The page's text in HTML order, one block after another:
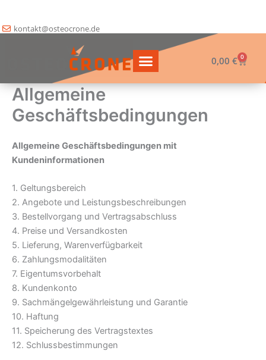
springen
kontakt@osteocrone.de
0,00€ 0
Allgemeine
Geschäftsbedingungen
Allgemeine Geschäftsbedingungen mit
Kundeninformationen
1. Geltungsbereich
2. Angebote und Leistungsbeschreibungen
3. Bestellvorgang und Vertragsabschluss
4. Preise und Versandkosten
5. Lieferung, Warenverfügbarkeit
6. Zahlungsmodalitäten
7. Eigentumsvorbehalt
8. Kundenkonto
9. Sachmängelgewährleistung und Garantie
10. Haftung
11. Speicherung des Vertragstextes
12. Schlussbestimmungen